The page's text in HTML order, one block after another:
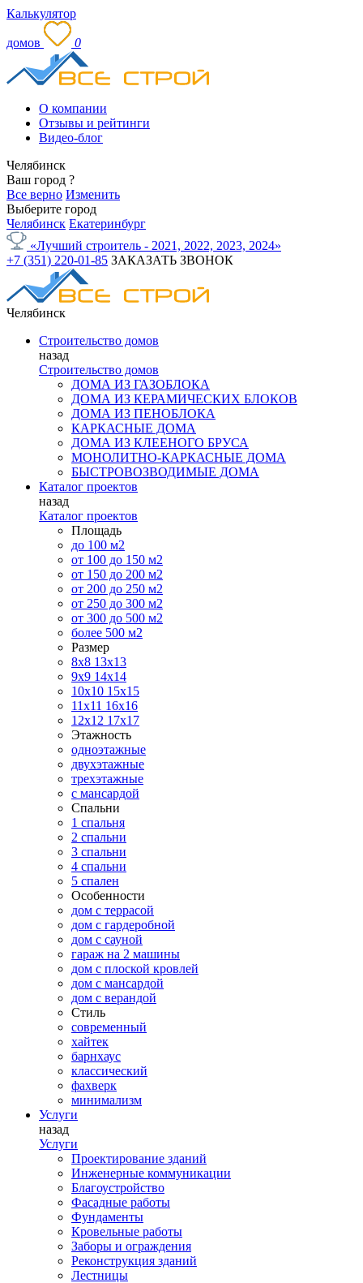
Калькулятор
домов 0
О компании
Отзывы и рейтинги
Видео-блог
Челябинск
Ваш город ?
Все верно Изменить
Выберите город
Челябинск Екатеринбург
«Лучший строитель - 2021, 2022, 2023, 2024»
+7 (351) 220-01-85 ЗАКАЗАТЬ ЗВОНОК
Челябинск
Строительство домов
назад
Строительство домов
ДОМА ИЗ ГАЗОБЛОКА
ДОМА ИЗ КЕРАМИЧЕСКИХ БЛОКОВ
ДОМА ИЗ ПЕНОБЛОКА
КАРКАСНЫЕ ДОМА
ДОМА ИЗ КЛЕЕНОГО БРУСА
МОНОЛИТНО-КАРКАСНЫЕ ДОМА
БЫСТРОВОЗВОДИМЫЕ ДОМА
Каталог проектов
назад
Каталог проектов
Площадь
до 100 м2
от 100 до 150 м2
от 150 до 200 м2
от 200 до 250 м2
от 250 до 300 м2
от 300 до 500 м2
более 500 м2
Размер
8х8 13х13
9х9 14х14
10х10 15х15
11x11 16х16
12х12 17х17
Этажность
одноэтажные
двухэтажные
трехэтажные
с мансардой
Спальни
1 спальня
2 спальни
3 спальни
4 спальни
5 спален
Особенности
дом с террасой
дом с гардеробной
дом с сауной
гараж на 2 машины
дом с плоской кровлей
дом с мансардой
дом с верандой
Стиль
современный
хайтек
барнхаус
классический
фахверк
минимализм
Услуги
назад
Услуги
Проектирование зданий
Инженерные коммуникации
Благоустройство
Фасадные работы
Фундаменты
Кровельные работы
Заборы и ограждения
Реконструкция зданий
Лестницы